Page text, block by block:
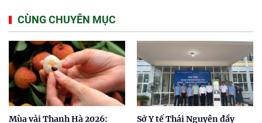
CÙNG CHUYÊN MỤC
Mùa vải Thanh Hà 2026:
Sở Y tế Thái Nguyên đẩy